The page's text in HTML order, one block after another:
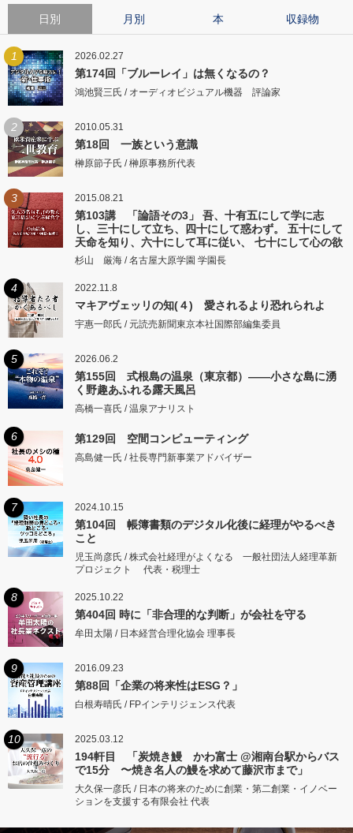
日別 月別 本 収録物
1 2026.02.27
第174回「ブルーレイ」は無くなるの？
鴻池賢三氏 / オーディオビジュアル機器 評論家
2 2010.05.31
第18回 一族という意識
榊原節子氏 / 榊原事務所代表
3 2015.08.21
第103講 「論語その3」 吾、十有五にして学に志
し、三十にして立ち、四十にして惑わず。 五十にして
天命を知り、六十にして耳に従い、 七十にして心の欲
するところに従いて矩をこえず。
杉山 厳海 / 名古屋大原学園 学園長
4 2022.11.8
マキアヴェッリの知(４) 愛されるより恐れられよ
宇惠一郎氏 / 元読売新聞東京本社国際部編集委員
5 2026.06.2
第155回 式根島の温泉（東京都）――小さな島に湧
く野趣あふれる露天風呂
高橋一喜氏 / 温泉アナリスト
6 第129回 空間コンピューティング
高島健一氏 / 社長専門新事業アドバイザー
7 2024.10.15
第104回 帳簿書類のデジタル化後に経理がやるべき
こと
児玉尚彦氏 / 株式会社経理がよくなる 一般社団法人経理革新
プロジェクト 代表・税理士
8 2025.10.22
第404回 時に「非合理的な判断」が会社を守る
牟田太陽 / 日本経営合理化協会 理事長
9 2016.09.23
第88回「企業の将来性はESG？」
白根寿晴氏 / FPインテリジェンス代表
10 2025.03.12
194軒目 「炭焼き鰻 かわ富士 @湘南台駅からバス
で15分 〜焼き名人の鰻を求めて藤沢市まで」
大久保一彦氏 / 日本の将来のために創業・第二創業・イノベー
ションを支援する有限会社 代表